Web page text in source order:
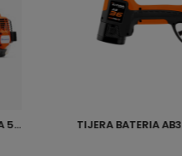
DESBROZADORA HUSQVARNA 543RS TIJERA BATERIA